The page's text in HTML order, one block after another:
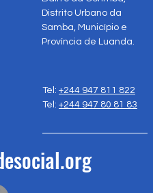
Distrito Urbano da
Samba, Município e
Província de Luanda.
Tel: +244 947 811 822
Tel: +244 947 80 81 83